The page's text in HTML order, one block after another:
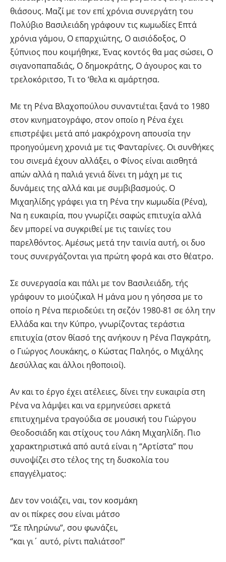
θιάσους. Μαζί με τον επί χρόνια συνεργάτη του
Πολύβιο Βασιλειάδη γράφουν τις κωμωδίες Επτά
χρόνια γάμου, Ο επαρχιώτης, Ο αισιόδοξος, Ο
ξύπνιος που κοιμήθηκε, Ένας κοντός θα μας σώσει, Ο
σιγανοπαπαδιάς, Ο δημοκράτης, Ο άγουρος και το
τρελοκόριτσο, Τι το ‘θελα κι αμάρτησα.
Με τη Ρένα Βλαχοπούλου συναντιέται ξανά το 1980
στον κινηματογράφο, στον οποίο η Ρένα έχει
επιστρέψει μετά από μακρόχρονη απουσία την
προηγούμενη χρονιά με τις Φανταρίνες. Οι συνθήκες
του σινεμά έχουν αλλάξει, ο Φίνος είναι αισθητά
απών αλλά η παλιά γενιά δίνει τη μάχη με τις
δυνάμεις της αλλά και με συμβιβασμούς. Ο
Μιχαηλίδης γράφει για τη Ρένα την κωμωδία (Ρένα),
Να η ευκαιρία, που γνωρίζει σαφώς επιτυχία αλλά
δεν μπορεί να συγκριθεί με τις ταινίες του
παρελθόντος. Αμέσως μετά την ταινία αυτή, οι δυο
τους συνεργάζονται για πρώτη φορά και στο θέατρο.
Σε συνεργασία και πάλι με τον Βασιλειάδη, τής
γράφουν το μιούζικαλ Η μάνα μου η γόησσα με το
οποίο η Ρένα περιοδεύει τη σεζόν 1980-81 σε όλη την
Ελλάδα και την Κύπρο, γνωρίζοντας τεράστια
επιτυχία (στον θίασό της ανήκουν η Ρένα Παγκράτη,
ο Γιώργος Λουκάκης, ο Κώστας Παληός, ο Μιχάλης
Δεσύλλας και άλλοι ηθοποιοί).
Αν και το έργο έχει ατέλειες, δίνει την ευκαιρία στη
Ρένα να λάμψει και να ερμηνεύσει αρκετά
επιτυχημένα τραγούδια σε μουσική του Γιώργου
Θεοδοσιάδη και στίχους του Λάκη Μιχαηλίδη. Πιο
χαρακτηριστικά από αυτά είναι η “Αρτίστα” που
συνοψίζει στο τέλος της τη δυσκολία του
επαγγέλματος:
Δεν τον νοιάζει, ναι, τον κοσμάκη
αν οι πίκρες σου είναι μάτσο
“Σε πληρώνω”, σου φωνάζει,
“και γι΄ αυτό, ρίντι παλιάτσο!”